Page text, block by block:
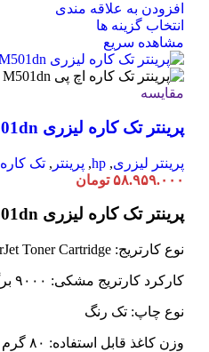
افزودن به علاقه مندی
انتخاب گزینه ها
دارای
انواع
باشد.
گزینه
ها
ممکن
در
صفحه
محصول
شوند
مشاهده سریع
مقایسه
پرینتر تک کاره لیزری M501dn اچ پی
پرینتر لیزری,
hp
, پرینتر , تک کاره
۵۸.۹۵۹.۰۰۰ تومان
پرینتر تک کاره لیزری M501dn اچ پی
نوع کارتریج: HP ۸۷A Black LaserJet Toner Cartridge
کارکرد کارتریج مشکی: ۹۰۰۰ برگ
نوع چاپ: تک رنگ
وزن کاغذ قابل استفاده: ۸۰ گرم